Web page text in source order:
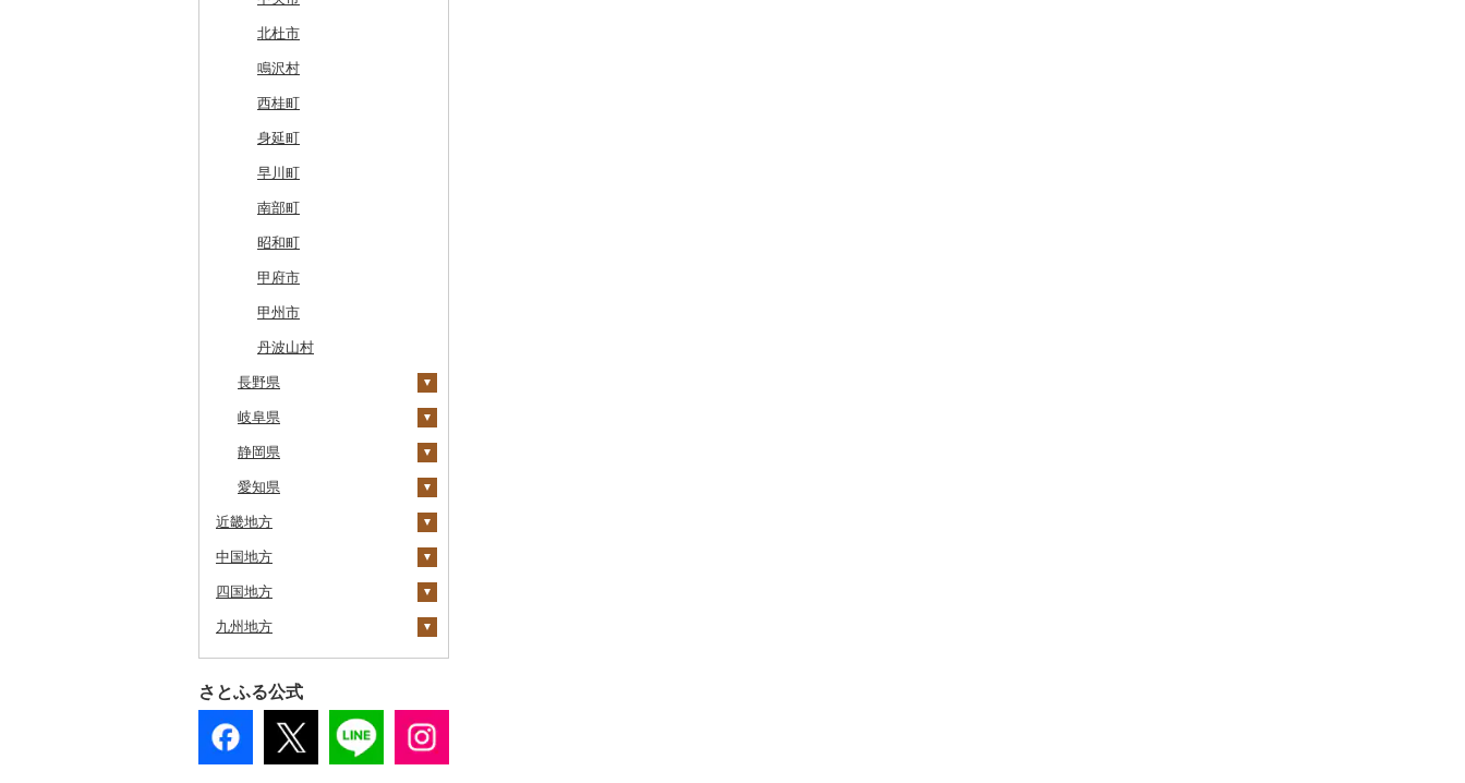
根室市
三笠市
東川町
厚真町
奥尻町
網走市
浦河町
広尾町
中札内村
滝川市
比布町
鶴居村
釧路市
苫前町
当別町
占冠村
上士幌町
平取町
七飯町
北見市
登別市
訓子府町
五所川原市
平川市
蓬田村
中泊町
外ヶ浜町
つがる市
弘前市
鰺ヶ沢町
むつ市
田舎館村
青森県（県庁）
三沢市
西目屋村
岩手県（県庁）
一関市
久慈市
西和賀町
北上市
平泉町
洋野町
大船渡市
山田町
大槌町
多賀城市
宮城県（県庁）
亘理町
蔵王町
女川町
気仙沼市
美里町
松島町
大和町
大郷町
南三陸町
仙台市
大河原町
角田市
涌谷町
東松島市
東成瀬村
五城目町
北秋田市
八峰町
鹿角市
大仙市
八郎潟町
飯豊町
鮭川村
大蔵村
山辺町
戸沢村
舟形町
最上町
真室川町
寒河江市
西川町
高畠町
山形市
三川町
大江町
米沢市
いわき市
南会津町
田村市
磐梯町
三春町
本宮市
柳津町
鮫川村
福島市
新地町
葛尾村
三島町
桑折町
矢吹町
国見町
檜枝岐村
喜多方市
南相馬市
会津若松市
大熊町
浅川町
相馬市
ひたちなか市
龍ケ崎市
守谷市
常陸大宮市
笠間市
行方市
結城市
城里町
水戸市
鉾田市
桜川市
石岡市
茨城県（県庁）
坂東市
小美玉市
日立市
大子町
鹿嶋市
阿見町
那珂市
筑西市
八千代町
那須町
鹿沼市
下野市
益子町
芳賀町
野木町
館林市
伊勢崎市
東吾妻町
前橋市
藤岡市
邑楽町
板倉町
嬬恋村
草津町
高崎市
群馬県（県庁）
大泉町
長野原町
中之条町
東秩父村
横瀬町
三芳町
幸手市
日高市
蓮田市
川越市
宮代町
吉見町
東松山市
入間市
志木市
北本市
桶川市
加須市
三郷市
八潮市
越生町
さいたま市
鴻巣市
嵐山町
越谷市
八街市
東金市
九十九里町
いすみ市
東庄町
館山市
大網白里市
一宮町
佐倉市
木更津市
茂原市
野田市
山武市
鴨川市
印西市
神崎町
船橋市
千葉市
白井市
成田市
富津市
浦安市
あきる野市
中野区
荒川区
北区
多摩市
稲城市
世田谷区
日の出町
板橋区
渋谷区
千代田区
新宿区
江東区
青梅市
国立市
品川区
福生市
小平市
文京区
大田区
豊島区
西東京市
小田原市
湯河原町
秦野市
綾瀬市
横須賀市
三浦市
大磯町
箱根町
横浜市
茅ヶ崎市
川崎市
厚木市
海老名市
相模原市
座間市
二宮町
阿賀野市
津南町
新潟県（県庁）
柏崎市
村上市
妙高市
聖籠町
刈羽村
湯沢町
新潟市
加賀市
北杜市
鳴沢村
西桂町
身延町
早川町
南部町
昭和町
甲府市
甲州市
丹波山村
長野県
高森町
御代田町
飯田市
青木村
南箕輪村
長野県（県庁）
上松町
高山村
南木曽町
朝日村
長野市
岐阜県
養老町
八百津町
池田町
関市
瑞穂市
飛騨市
岐南町
大野町
山県市
羽島市
静岡県
下田市
静岡市
吉田町
函南町
藤枝市
御殿場市
浜松市
伊東市
島田市
愛知県
清須市
田原市
安城市
北名古屋市
東栄町
豊山町
南知多町
江南市
近畿地方
三重県
鈴鹿市
伊賀市
木曽岬町
多気町
松阪市
桑名市
滋賀県
長浜市
高島市
草津市
近江八幡市
竜王町
京都府
宮津市
伊根町
与謝野町
福知山市
大阪府
茨木市
豊能町
枚方市
兵庫県
上郡町
神河町
奈良県
曽爾村
和歌山県
中国地方
鳥取県
鳥取県（県庁）
米子市
大山町
琴浦町
日野町
島根県
雲南市
海士町
津和野町
飯南町
岡山県
津山市
西粟倉村
久米南町
広島県
安芸太田町
世羅町
山口県
柳井市
四国地方
徳島県
阿波市
牟岐町
那賀町
三好市
香川県
高松市
直島町
さぬき市
愛媛県
今治市
鬼北町
高知県
香美市
九州地方
福岡県
那珂川市
添田町
大刀洗町
佐賀県
嬉野市
佐賀県（県庁）
長崎県
松浦市
熊本県
さとふる公式